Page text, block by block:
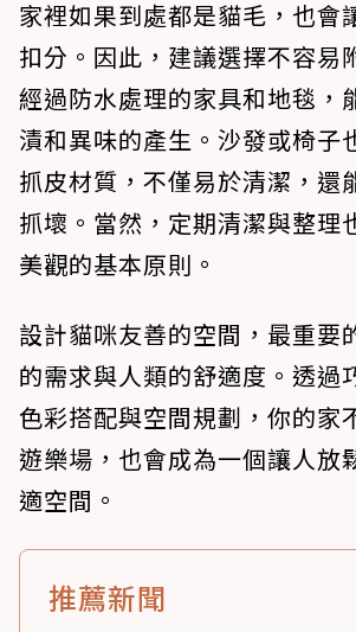
家裡如果到處都是貓毛，也會
扣分。因此，建議選擇不容易
經過防水處理的家具和地毯，
漬和異味的產生。沙發或椅子
抓皮材質，不僅易於清潔，還
抓壞。當然，定期清潔與整理
美觀的基本原則。
設計貓咪友善的空間，最重要
的需求與人類的舒適度。透過
色彩搭配與空間規劃，你的家
遊樂場，也會成為一個讓人放
適空間。
推薦新聞